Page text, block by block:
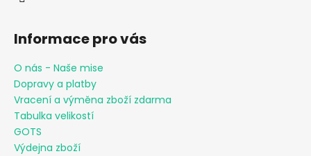
Informace pro vás
O nás - Naše mise
Dopravy a platby
Vracení a výměna zboží zdarma
Tabulka velikostí
GOTS
Výdejna zboží